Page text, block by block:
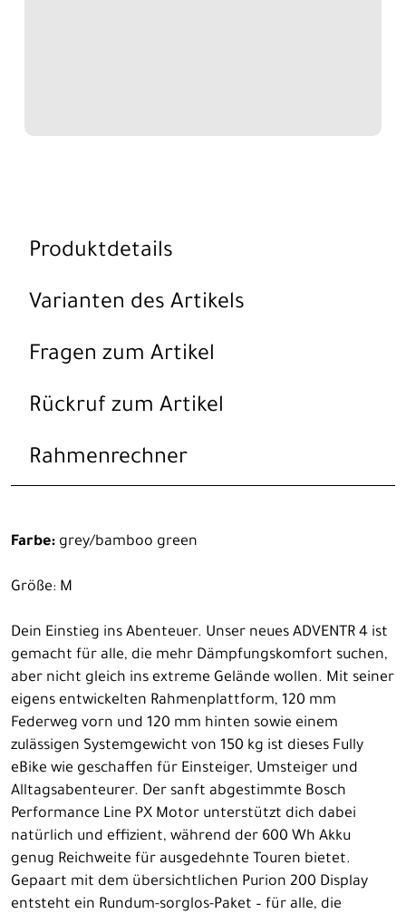
Produktdetails
Varianten des Artikels
Fragen zum Artikel
Rückruf zum Artikel
Rahmenrechner
Farbe: grey/bamboo green
Größe: M
Dein Einstieg ins Abenteuer. Unser neues ADVENTR 4 ist
gemacht für alle, die mehr Dämpfungskomfort suchen,
aber nicht gleich ins extreme Gelände wollen. Mit seiner
eigens entwickelten Rahmenplattform, 120 mm
Federweg vorn und 120 mm hinten sowie einem
zulässigen Systemgewicht von 150 kg ist dieses Fully
eBike wie geschaffen für Einsteiger, Umsteiger und
Alltagsabenteurer. Der sanft abgestimmte Bosch
Performance Line PX Motor unterstützt dich dabei
natürlich und effizient, während der 600 Wh Akku
genug Reichweite für ausgedehnte Touren bietet.
Gepaart mit dem übersichtlichen Purion 200 Display
entsteht ein Rundum-sorglos-Paket – für alle, die